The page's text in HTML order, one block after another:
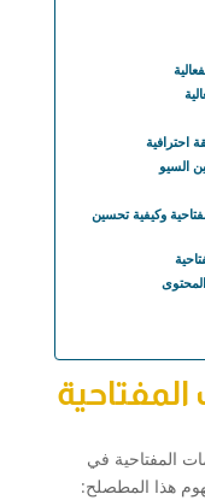
احترافية
السيو
وكيفية تحسين
المفتاحية في
هذا المطصلح: